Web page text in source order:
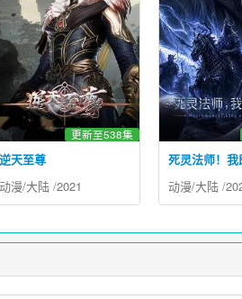
逆天至尊
更新至538集
动漫/大陆 /2021
死灵法师！
动漫/大陆 /